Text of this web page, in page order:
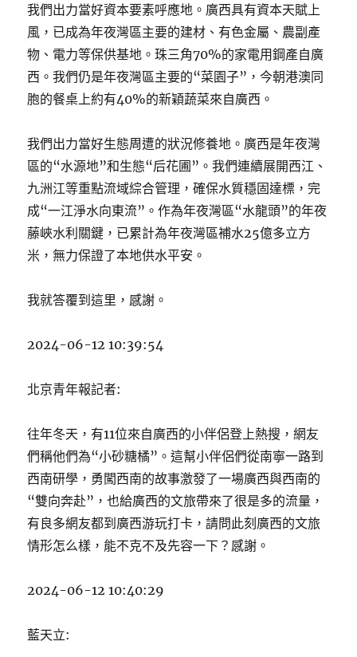
我們出力當好資本要素呼應地。廣西具有資本天賦上
風，已成為年夜灣區主要的建材、有色金屬、農副產
物、電力等保供基地。珠三角70%的家電用鋼產自廣
西。我們仍是年夜灣區主要的“菜園子”，今朝港澳同
胞的餐桌上約有40%的新穎蔬菜來自廣西。
我們出力當好生態周遭的狀況修養地。廣西是年夜灣
區的“水源地”和生態“后花圃”。我們連續展開西江、
九洲江等重點流域綜合管理，確保水質穩固達標，完
成“一江淨水向東流”。作為年夜灣區“水龍頭”的年夜
藤峽水利關鍵，已累計為年夜灣區補水25億多立方
米，無力保證了本地供水平安。
我就答覆到這里，感謝。
2024-06-12 10:39:54
北京青年報記者:
往年冬天，有11位來自廣西的小伴侶登上熱搜，網友
們稱他們為“小砂糖橘”。這幫小伴侶們從南寧一路到
西南研學，勇闖西南的故事激發了一場廣西與西南的
“雙向奔赴”，也給廣西的文旅帶來了很是多的流量，
有良多網友都到廣西游玩打卡，請問此刻廣西的文旅
情形怎么樣，能不克不及先容一下？感謝。
2024-06-12 10:40:29
藍天立: